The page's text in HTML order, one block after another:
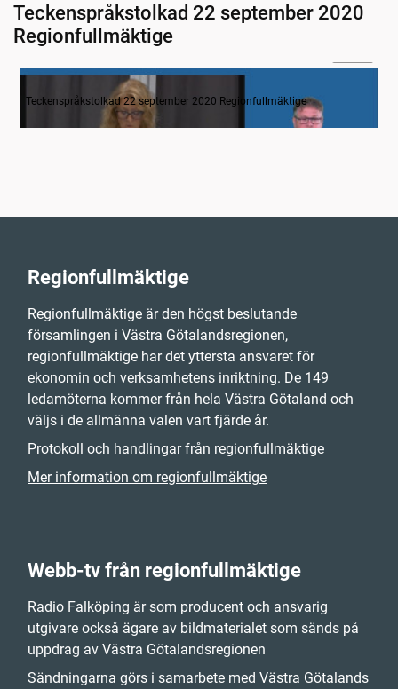
Teckenspråkstolkad 22 september 2020
Regionfullmäktige
Inledande formalia
Teckenspråkstolkad 22 september 2020 Regionfullmäktige
Regionfullmäktige
Regionfullmäktige är den högst beslutande
församlingen i Västra Götalandsregionen,
regionfullmäktige har det yttersta ansvaret för
ekonomin och verksamhetens inriktning. De 149
ledamöterna kommer från hela Västra Götaland och
väljs i de allmänna valen vart fjärde år.
Protokoll och handlingar från regionfullmäktige
Mer information om regionfullmäktige
Webb-tv från regionfullmäktige
Radio Falköping är som producent och ansvarig
utgivare också ägare av bildmaterialet som sänds på
uppdrag av Västra Götalandsregionen
Sändningarna görs i samarbete med Västra Götalands